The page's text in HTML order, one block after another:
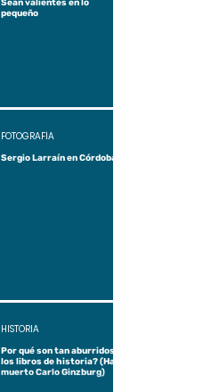
Sean valientes en lo
pequeño
Sergio Larraín en Córdoba
FOTOGRAFÍA
Por qué son tan aburridos
los libros de historia? (Ha
muerto Carlo Ginzburg)
HISTORIA